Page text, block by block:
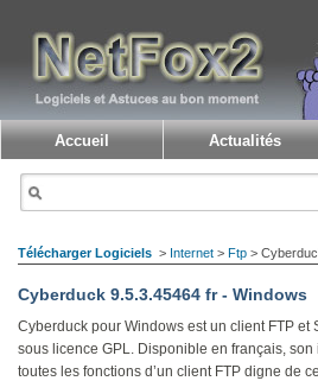
Accueil Actualités
Télécharger Logiciels > Internet >Ftp >
Cyberduck 9.5.3.45464 fr - Windows
Cyberduck pour Windows est un client FTP et
sous licence GPL. Disponible en français,
toutes les fonctions d’un client FTP digne de